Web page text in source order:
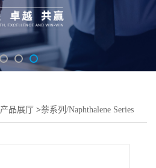
产品展厅 >萘系列/Naphthalene Series